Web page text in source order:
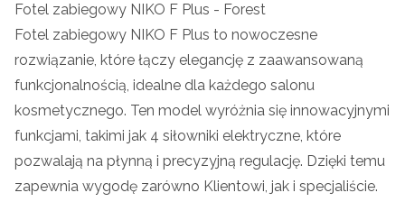
Fotel zabiegowy NIKO F Plus - Forest
Fotel zabiegowy NIKO F Plus to nowoczesne
rozwiązanie, które łączy elegancję z zaawansowaną
funkcjonalnością, idealne dla każdego salonu
kosmetycznego. Ten model wyróżnia się innowacyjnymi
funkcjami, takimi jak 4 siłowniki elektryczne, które
pozwalają na płynną i precyzyjną regulację. Dzięki temu
zapewnia wygodę zarówno Klientowi, jak i specjaliście.